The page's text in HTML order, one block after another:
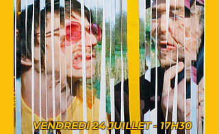
VENDREDI 24 JUILLET - 17H30